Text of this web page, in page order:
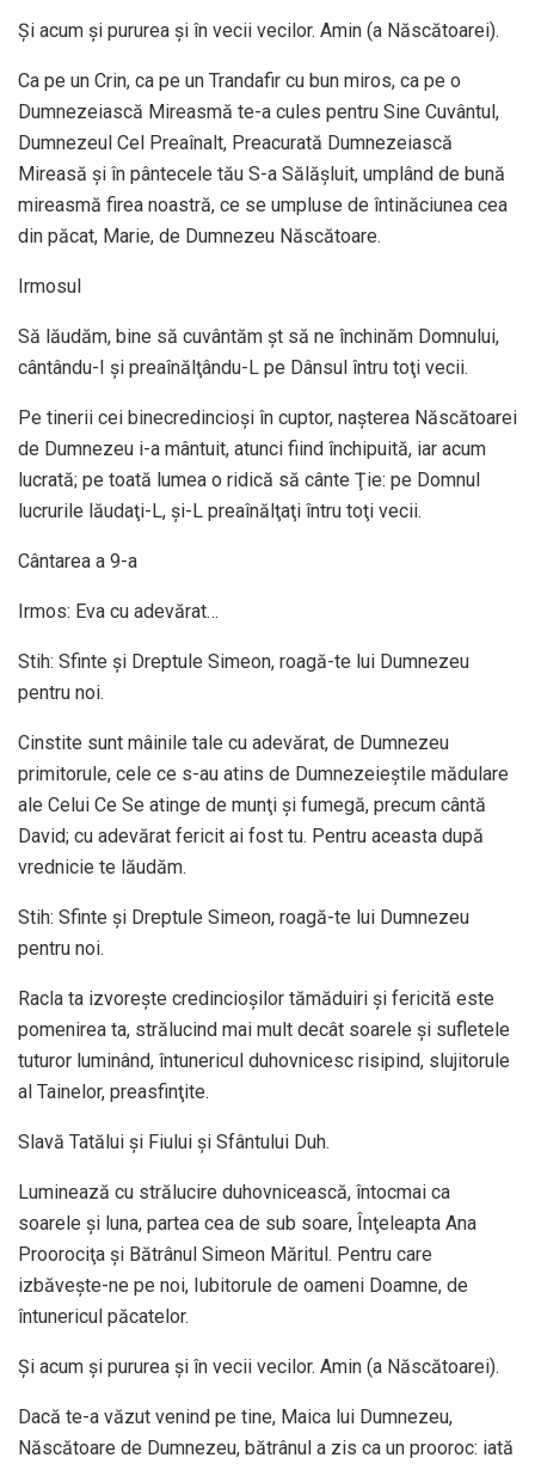
Şi acum şi pururea şi în vecii vecilor. Amin (a Născătoarei).
Ca pe un Crin, ca pe un Trandafir cu bun miros, ca pe o
Dumnezeiască Mireasmă te-a cules pentru Sine Cuvântul,
Dumnezeul Cel Preaînalt, Preacurată Dumnezeiască
Mireasă şi în pântecele tău S-a Sălăşluit, umplând de bună
mireasmă firea noastră, ce se umpluse de întinăciunea cea
din păcat, Marie, de Dumnezeu Născătoare.
Irmosul
Să lăudăm, bine să cuvântăm şt să ne închinăm Domnului,
cântându-I şi preaînălţându-L pe Dânsul întru toţi vecii.
Pe tinerii cei binecredincioşi în cuptor, naşterea Născătoarei
de Dumnezeu i-a mântuit, atunci fiind închipuită, iar acum
lucrată; pe toată lumea o ridică să cânte Ţie: pe Domnul
lucrurile lăudaţi-L, şi-L preaînălţaţi întru toţi vecii.
Cântarea a 9-a
Irmos: Eva cu adevărat…
Stih: Sfinte şi Dreptule Simeon, roagă-te lui Dumnezeu
pentru noi.
Cinstite sunt mâinile tale cu adevărat, de Dumnezeu
primitorule, cele ce s-au atins de Dumnezeieştile mădulare
ale Celui Ce Se atinge de munţi şi fumegă, precum cântă
David; cu adevărat fericit ai fost tu. Pentru aceasta după
vrednicie te lăudăm.
Stih: Sfinte şi Dreptule Simeon, roagă-te lui Dumnezeu
pentru noi.
Racla ta izvoreşte credincioşilor tămăduiri şi fericită este
pomenirea ta, strălucind mai mult decât soarele şi sufletele
tuturor luminând, întunericul duhovnicesc risipind, slujitorule
al Tainelor, preasfinţite.
Slavă Tatălui şi Fiului şi Sfântului Duh.
Luminează cu strălucire duhovnicească, întocmai ca
soarele şi luna, partea cea de sub soare, Înţeleapta Ana
Proorociţa şi Bătrânul Simeon Măritul. Pentru care
izbăveşte-ne pe noi, Iubitorule de oameni Doamne, de
întunericul păcatelor.
Şi acum şi pururea şi în vecii vecilor. Amin (a Născătoarei).
Dacă te-a văzut venind pe tine, Maica lui Dumnezeu,
Născătoare de Dumnezeu, bătrânul a zis ca un prooroc: iată